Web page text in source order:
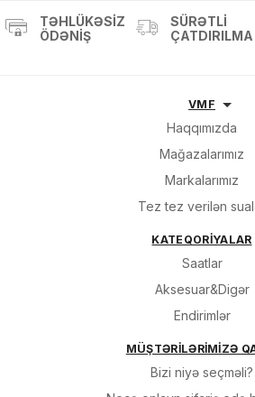
TƏHLÜKƏSIZ
ÖDƏNIŞ
SÜRƏTLI
ÇATDIRILMA
VMF
Haqqımızda
Mağazalarımız
Markalarımız
Tez tez verilən
KATEQORİYALAR
Saatlar
Aksesuar&Digər
Endirimlər
MÜŞTƏRİLƏRİMİZƏ
Bizi niyə seçməli?